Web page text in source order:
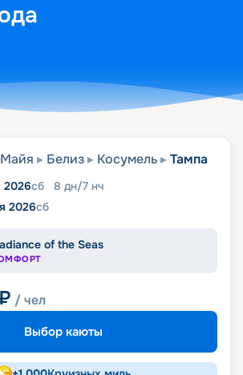
Белиз Косумель Тампа
2026сб 8 дн/7 нч
2026сб
of the Seas
/ чел
Выбор каюты